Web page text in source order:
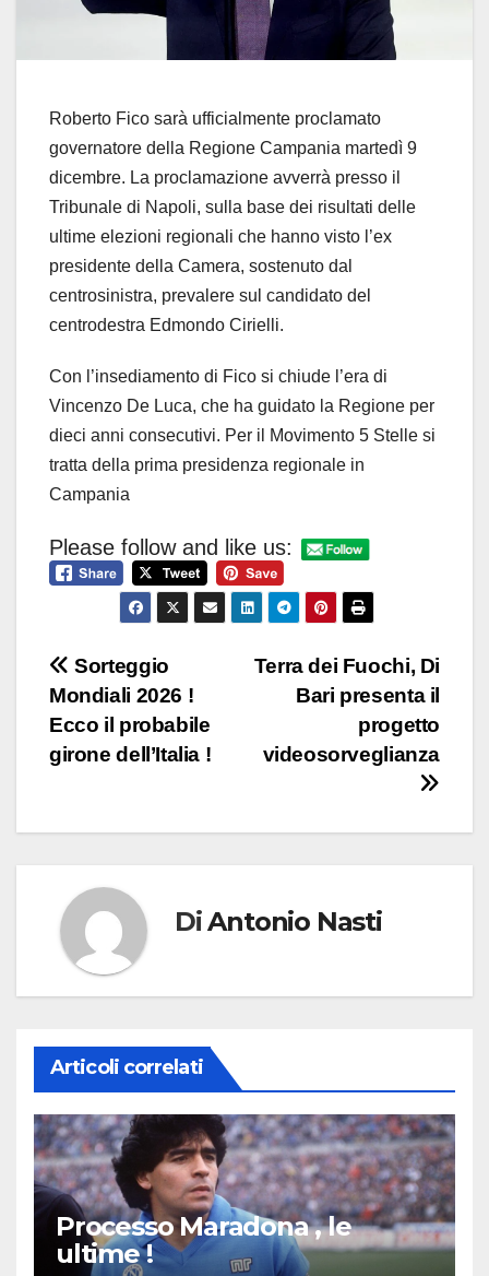
Roberto Fico sarà ufficialmente proclamato
governatore della Regione Campania martedì 9
dicembre. La proclamazione avverrà presso il
Tribunale di Napoli, sulla base dei risultati delle
ultime elezioni regionali che hanno visto l’ex
presidente della Camera, sostenuto dal
centrosinistra, prevalere sul candidato del
centrodestra Edmondo Cirielli.
Con l’insediamento di Fico si chiude l’era di
Vincenzo De Luca, che ha guidato la Regione per
dieci anni consecutivi. Per il Movimento 5 Stelle si
tratta della prima presidenza regionale in
Campania
Please follow and like us:
Navigazione
articoli
Terra dei Fuochi, Di
Bari presenta il
progetto
videosorveglianza
Sorteggio
Mondiali 2026 !
Ecco il probabile
girone dell’Italia !
DiAntonio Nasti
Articoli correlati
Processo Maradona , le
ultime !